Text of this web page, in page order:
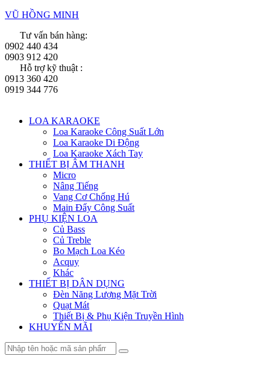
VŨ HỒNG MINH
Tư vấn bán hàng:
0902 440 434
0903 912 420
Hỗ trợ kỹ thuật :
0913 360 420
0919 344 776
Menu
LOA KARAOKE
Loa Karaoke Công Suất Lớn
Loa Karaoke Di Động
Loa Karaoke Xách Tay
THIẾT BỊ ÂM THANH
Micro
Nâng Tiếng
Vang Cơ Chống Hú
Main Đẩy Công Suất
PHỤ KIỆN LOA
Củ Bass
Củ Treble
Bo Mạch Loa Kéo
Acquy
Khác
THIẾT BỊ DÂN DỤNG
Đèn Năng Lượng Mặt Trời
Quạt Mát
Thiết Bị & Phụ Kiện Truyền Hình
KHUYẾN MÃI